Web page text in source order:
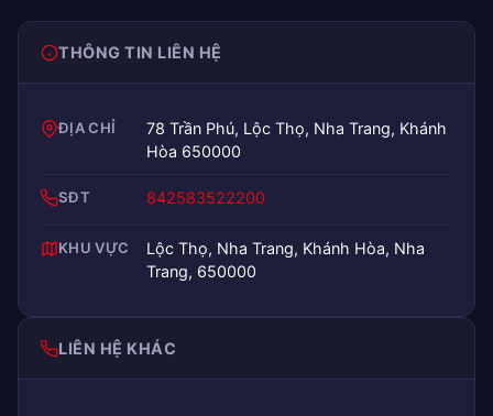
THÔNG TIN LIÊN HỆ
ĐỊA CHỈ
78 Trần Phú, Lộc Thọ, Nha Trang, Khánh
Hòa 650000
SĐT 842583522200
KHU VỰC
Lộc Thọ, Nha Trang, Khánh Hòa, Nha
Trang, 650000
LIÊN HỆ KHÁC